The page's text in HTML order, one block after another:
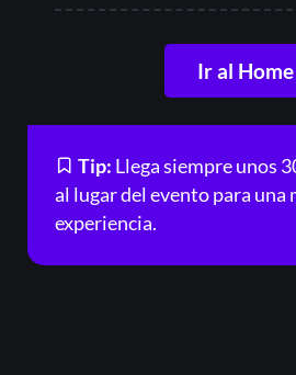
Ir al Home
Tip: Llega siempre unos
al lugar del evento para una
experiencia.